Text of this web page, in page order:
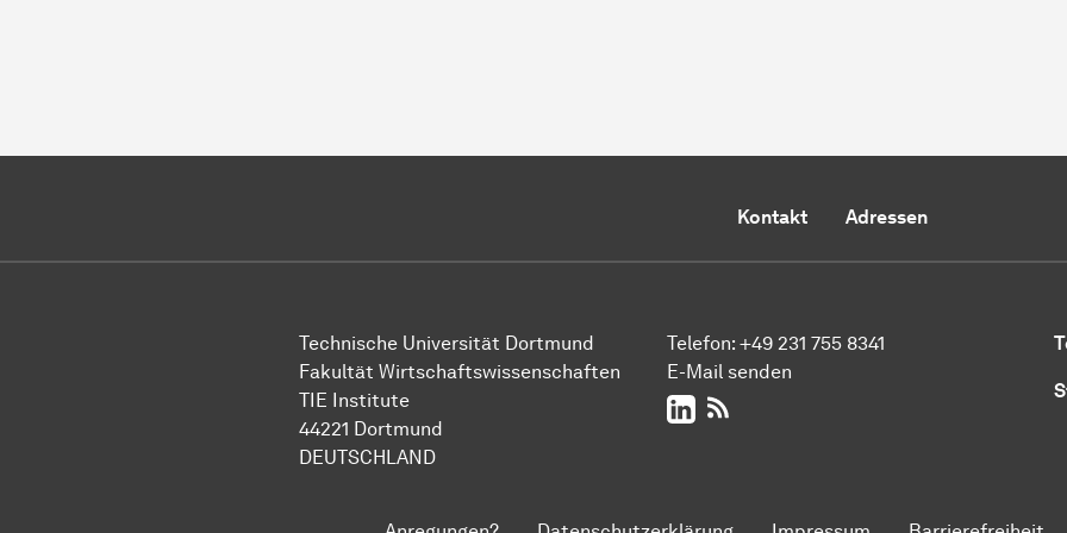
Kontakt Adressen
Technische Uni­ver­si­tät Dort­mund
Fakultät Wirtschafts­wissen­schaften
TIE Institute
44221 Dort­mund
DEUTSCHLAND
Telefon: +49 231 755 8341
E-Mail senden
LinkedIn